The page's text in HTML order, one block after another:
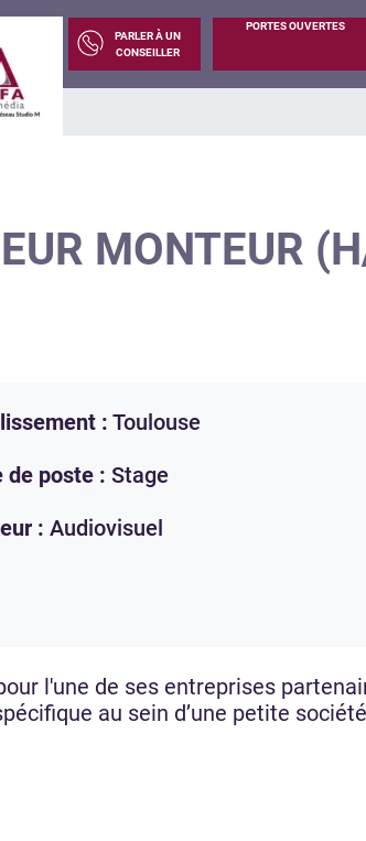
PARLER À UN
CONSEILLER
PORTES OUVERTES
MONTEUR
: Toulouse
de poste : Stage
: Audiovisuel
l'une de ses entreprises
au sein d’une petite